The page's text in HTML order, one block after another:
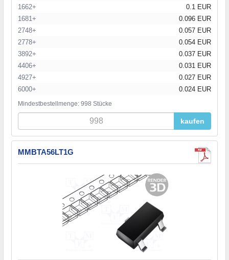
1662+
0.1 EUR
1681+
0.096 EUR
2748+
0.057 EUR
2778+
0.054 EUR
3892+
0.037 EUR
4406+
0.031 EUR
4927+
0.027 EUR
6000+
0.024 EUR
Mindestbestellmenge: 998 Stücke
kaufen
MMBTA56LT1G